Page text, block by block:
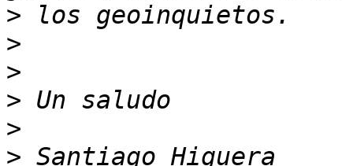
>
>
>
>
>
>